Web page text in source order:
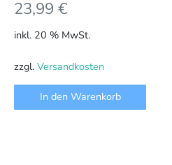
23,99 €
inkl. 20 % MwSt.
zzgl. Versandkosten
In den Warenkorb